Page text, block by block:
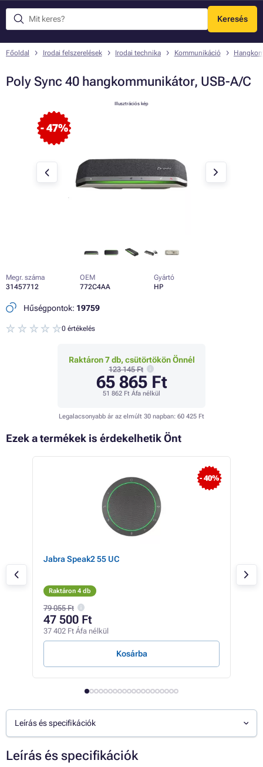
Keresés
Menü
Főoldal Irodai felszerelések Irodai technika Kommunikáció
Poly Sync 40 hangkommunikátor, USB-A/C
- 47%
Illusztrációs kép
Megr. száma
31457712
OEM
772C4AA
Gyártó
HP
Hűségpontok: 19759
0 értékelés
Raktáron 7 db, csütörtökön Önnél
123 145 Ft
65 865 Ft
51 862 Ft Áfa nélkül
Legalacsonyabb ár az elmúlt 30 napban: 60 425 Ft
Ezek a termékek is érdekelhetik Önt
- 40%
Jabra Speak2 55 UC
Raktáron 4 db
79 055 Ft
47 500 Ft
37 402 Ft Áfa nélkül
Kosárba
Leírás és specifikációk
Leírás és specifikációk